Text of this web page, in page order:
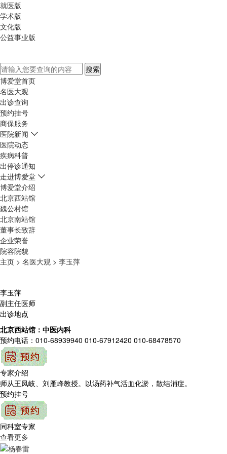
就医版
学术版
文化版
公益事业版
博爱堂首页
名医大观
出诊查询
预约挂号
商保服务
医院新闻
医院动态
疾病科普
出停诊通知
走进博爱堂
博爱堂介绍
北京西站馆
魏公村馆
北京南站馆
董事长致辞
企业荣誉
院容院貌
主页 > 名医大观 > 李玉萍
李玉萍
副主任医师
出诊地点
北京西站馆：中医内科
预约电话：010-68939940 010-67912420 010-68478570
专家介绍
师从王凤岐、刘雁峰教授。以汤药补气活血化淤，散结消症。
预约挂号
同科室专家
查看更多